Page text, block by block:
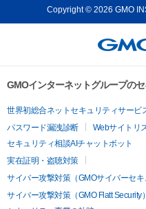
Copyright © 2026 GMO
GMOインターネットグループの
世界初総合ネットセキュリティサービ
パスワード漏洩診断
Webサイトリ
セキュリティ相談AIチャットボット
実在証明・盗聴対策
サイバー攻撃対策（GMOサイバーセキ
サイバー攻撃対策（GMO Flatt Security）